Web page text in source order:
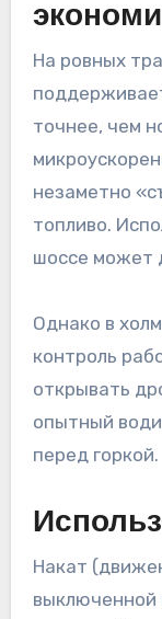
На ровных
точнее, чем
незаметно
топливо.
шоссе может
Однако в
контроль
открывать
опытный
перед горкой.
Накат
выключенной